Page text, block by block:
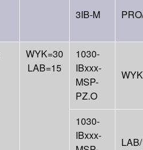
3IB-M
WYK=30
LAB=15
1030-
IBxxx-
MSP-
PZ.O
1030-
IBxxx-